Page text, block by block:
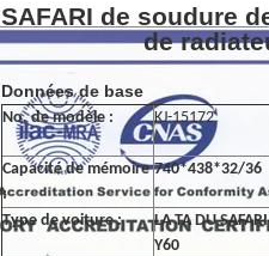
SAFARI de soudure
de
Données de base
No. de modèle : KJ-15172
Capacité de mémoire
:
740*438*32/36
Type de voiture :
LA TA DU
Y60